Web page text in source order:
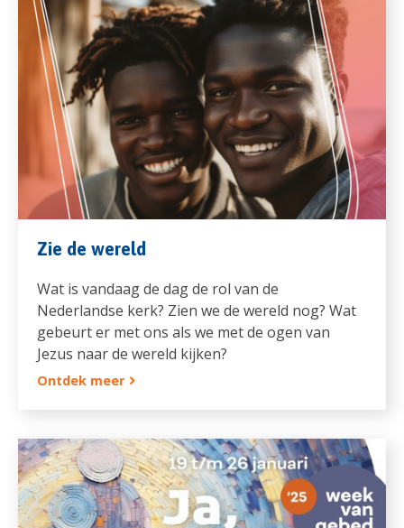
Zie de wereld
Wat is vandaag de dag de rol van de
Nederlandse kerk? Zien we de wereld nog? Wat
gebeurt er met ons als we met de ogen van
Jezus naar de wereld kijken?
Ontdek meer